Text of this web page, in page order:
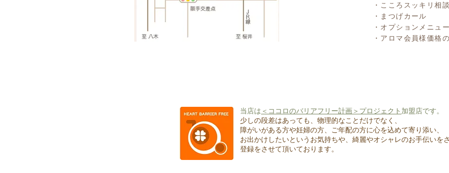
・こころスッキリ相
・まつげカール
・オプションメニュ
・アロマ会員様価格
当店は ＜ココロのバリアフリー計画＞プロジェクト 加盟店です。
少しの段差はあっても、物理的なことだけでなく、
障がいがある方や妊婦の方、ご年配の方に心を込めて寄り添い、
お出かけしたいというお気持ちや、綺麗やオシャレのお手伝いを
登録をさせて頂いております。